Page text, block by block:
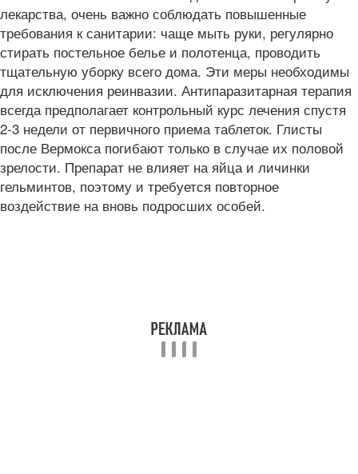
лекарства, очень важно соблюдать повышенные
требования к санитарии: чаще мыть руки, регулярно
стирать постельное белье и полотенца, проводить
тщательную уборку всего дома. Эти меры необходимы
для исключения реинвазии. Антипаразитарная терапия
всегда предполагает контрольный курс лечения спустя
2-3 недели от первичного приема таблеток. Глисты
после Вермокса погибают только в случае их половой
зрелости. Препарат не влияет на яйца и личинки
гельминтов, поэтому и требуется повторное
воздействие на вновь подросших особей.